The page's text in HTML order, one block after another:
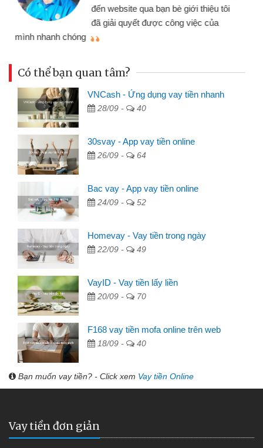
đến website qua bạn bè giới thiệu tôi
đã giải quyết được công việc của
mình nhanh chóng
Có thể bạn quan tâm?
VNCash - Ứng dụng vay tiền nhanh
28/09 - 40
30svay - App vay tiền online
26/09 - 64
Bac vay - App vay tiền online
24/09 - 52
Homevay - Vay tiền trong ngày
22/09 - 49
VayID - Vay tiền lấy liền
20/09 - 70
F168 vay tiền mofa online trên web
18/09 - 40
Bạn muốn vay tiền? - Click xem Vay tiền Online
Vay tiền đơn giản